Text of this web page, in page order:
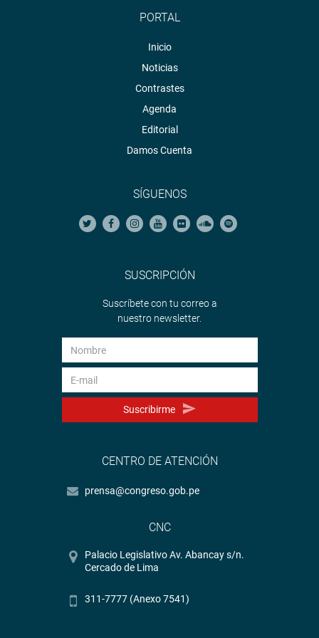
PORTAL
Inicio
Noticias
Contrastes
Agenda
Editorial
Damos Cuenta
SÍGUENOS
SUSCRIPCIÓN
Suscríbete con tu correo a
nuestro newsletter.
Suscribirme
CENTRO DE ATENCIÓN
prensa@congreso.gob.pe
CNC
Palacio Legislativo Av. Abancay s/n.
Cercado de Lima
311-7777 (Anexo 7541)